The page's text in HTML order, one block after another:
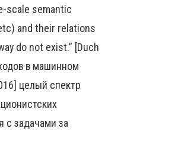
scale semantic
and their relations
do not exist.” [Duch
в машинном
целый спектр
с задачами за